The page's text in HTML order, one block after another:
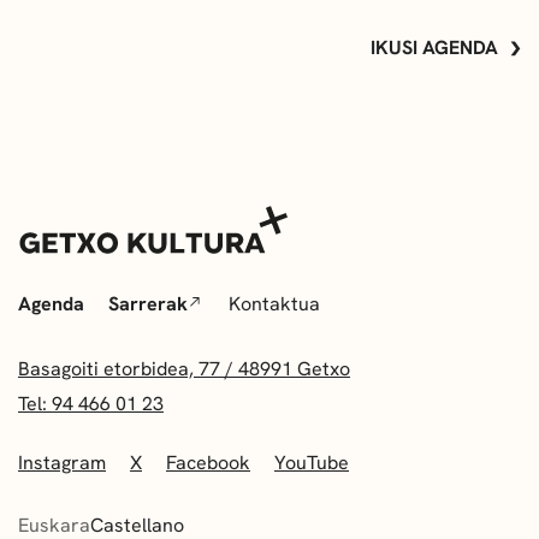
IKUSI AGENDA
Agenda Sarrerak Kontaktua
Basagoiti etorbidea, 77 / 48991 Getxo
Tel: 94 466 01 23
Instagram X Facebook YouTube
EuskaraCastellano